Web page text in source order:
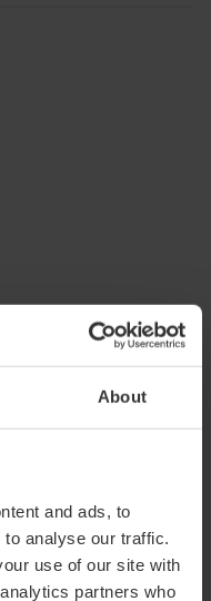
About
and ads, to
analyse our traffic.
use of our site with
partners who